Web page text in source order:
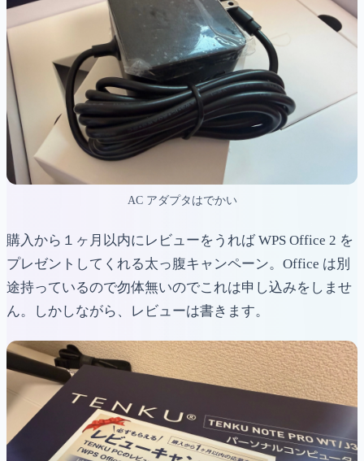
AC アダプタはでかい
購入から１ヶ月以内にレビューをうれば WPS Office 2 を
プレゼントしてくれる太っ腹キャンペーン。Office は別
途持っているので勿体無いのでこれは申し込みをしませ
ん。しかしながら、レビューは書きます。